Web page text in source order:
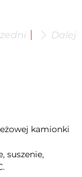
Dalej
kamionki
suszenie,